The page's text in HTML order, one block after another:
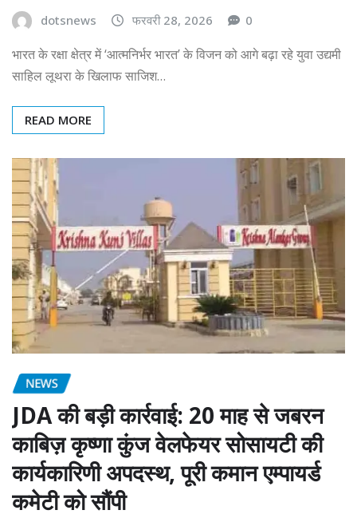
dotsnews फरवरी 28, 2026 0
भारत के रक्षा क्षेत्र में ‘आत्मनिर्भर भारत’ के विजन को आगे बढ़ा रहे युवा उद्यमी
साहिल लूथरा के खिलाफ साजिश…
READ MORE
NEWS
JDA की बड़ी कार्रवाई: 20 माह से जबरन
काबिज़ कृष्णा कुंज वेलफेयर सोसायटी की
कार्यकारिणी अपदस्थ, पूरी कमान एम्पायर्ड
कमेटी को सौंपी